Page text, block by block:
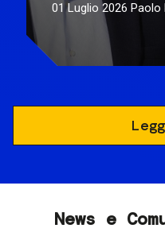
01 Luglio 2026 Paolo
News e